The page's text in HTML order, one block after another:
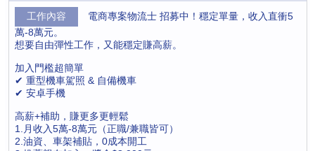
電商專案物流士 招募中！穩定單量，收入直衝5
萬-8萬元。
想要自由彈性工作，又能穩定賺高薪。
加入門檻超簡單
✔ 重型機車駕照 & 自備機車
✔ 安卓手機
高薪+補助，賺更多更輕鬆
1.月收入5萬-8萬元（正職/兼職皆可）
2.油資、車架補貼，0成本開工